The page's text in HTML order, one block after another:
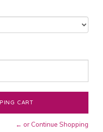
← or Continue Shopping